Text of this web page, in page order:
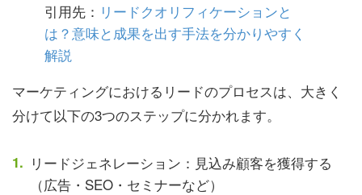
引用先： リードクオリフィケーションと
は？意味と成果を出す手法を分かりやすく
解説
マーケティングにおけるリードのプロセスは、大きく
分けて以下の3つのステップに分かれます。
リードジェネレーション：見込み顧客を獲得する
（広告・SEO・セミナーなど）